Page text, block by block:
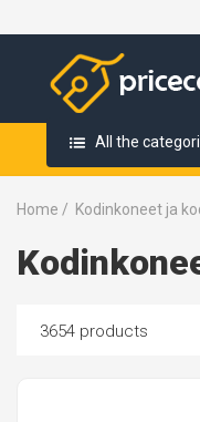
All the
Home / Kodinkoneet ja
3654 products